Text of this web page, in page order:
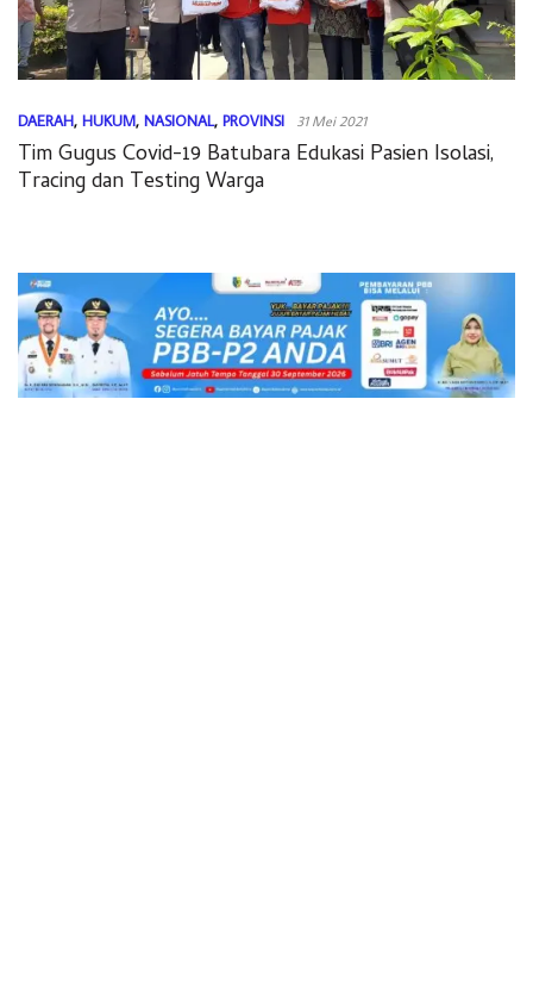
DAERAH, HUKUM, NASIONAL, PROVINSI 31 Mei 2021
Tim Gugus Covid-19 Batubara Edukasi Pasien Isolasi,
Tracing dan Testing Warga